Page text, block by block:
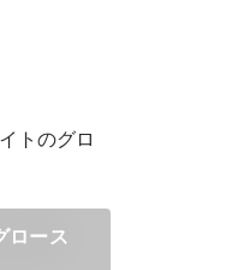
トのグロ
ロース